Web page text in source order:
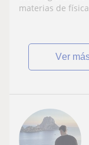
materias de
ver